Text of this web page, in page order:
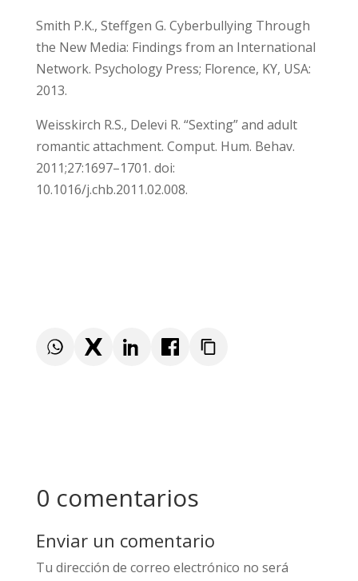
Guadix M, de Santisteban P, Resett S. Psicothema.
2017 Feb; 29(1):29-34.
Smith P.K., Steffgen G. Cyberbullying Through
International Network. Psychology Press;
Florence, KY, USA: 2013.
Weisskirch R.S., Delevi R. “Sexting” and adult
0 comentarios